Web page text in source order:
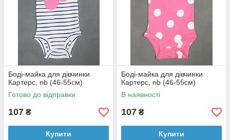
Боді-майка для дівчинки
Картерс, nb (46-55см)
Готово до відправки
107 ₴
Купити
Боді-майка для дівчинки
Картерс, nb (46-55см)
В наявності
107 ₴
Купити